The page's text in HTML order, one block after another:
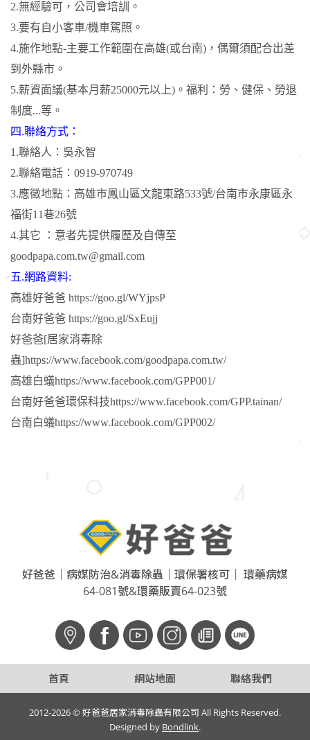
2.無經驗可，公司會培訓。
3.要有自小客車/機車駕照。
4.施作地點-主要工作範圍在高雄(或台南)，偶爾須配合出差
到外縣市。
5.薪資面議(基本月薪25000元以上)。福利：勞、健保、勞退
制度...等。
四.聯絡方式：
1.聯絡人：吳永智
2.聯絡電話：0919-970749
3.應徵地點：高雄巿鳳山區文龍東路533號/台南巿永康區永
福街11巷26號
4.其它 ：意者先提供履歷及自傳至
goodpapa.com.tw@gmail.com
五.網路資料:
高雄好爸爸 https://goo.gl/WYjpsP
台南好爸爸 https://goo.gl/SxEujj
好爸爸[居家消毒除
蟲]https://www.facebook.com/goodpapa.com.tw/
高雄白蟻https://www.facebook.com/GPP001/
台南好爸爸環保科技https://www.facebook.com/GPP.tainan/
台南白蟻https://www.facebook.com/GPP002/
好爸爸｜病媒防治&消毒除蟲｜環保署核可｜ 環藥病媒
64-081號&環藥販賣64-023號
f
首頁 網站地圖 聯絡我們
2012-2026 © 好爸爸居家消毒除蟲有限公司 All Rights Reserved.
Designed by Bondlink.